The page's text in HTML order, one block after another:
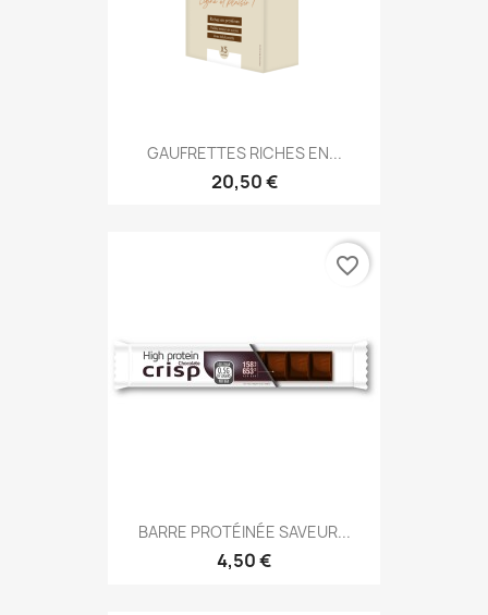
GAUFRETTES RICHES EN...
20,50 €
BARRE PROTÉINÉE SAVEUR...
4,50 €
favorite_border